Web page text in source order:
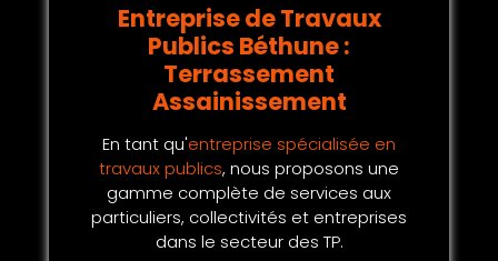
Entreprise de Travaux
Publics Béthune :
Terrassement
Assainissement
En tant qu'entreprise spécialisée en
travaux publics, nous proposons une
gamme complète de services aux
particuliers, collectivités et entreprises
dans le secteur des TP.